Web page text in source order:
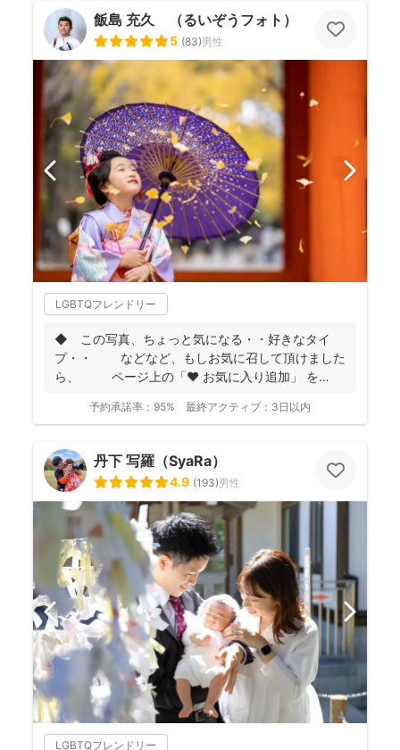
飯島 充久 （るいぞうフォト）
5 (83)男性
LGBTQフレンドリー
◆ この写真、ちょっと気になる・・好きなタイ
プ・・ などなど、もしお気に召して頂けました
ら、 ページ上の「❤ お気に入り追加」 を
予約承諾率： 95% 最終アクティブ： 3日以内
丹下 写羅（SyaRa）
4.9 (193)男性
LGBTQフレンドリー